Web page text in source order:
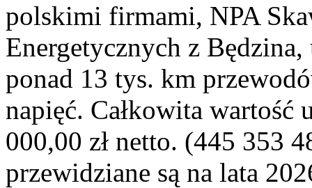
polskimi firmami, NPA
Energetycznych z
ponad 13 tys. km
napięć. Całkowita
000,00 zł netto. (445 353
przewidziane są na lata